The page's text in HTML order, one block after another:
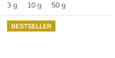
3 g 10 g 50 g
BESTSELLER